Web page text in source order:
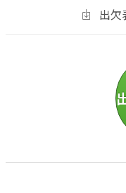
出欠